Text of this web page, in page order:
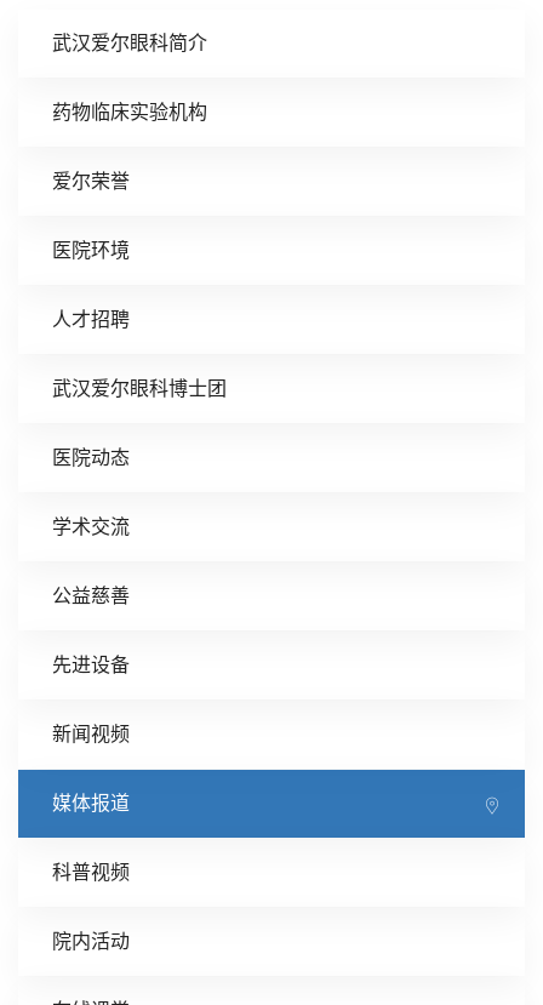
武汉爱尔眼科简介
药物临床实验机构
爱尔荣誉
医院环境
人才招聘
武汉爱尔眼科博士团
医院动态
学术交流
公益慈善
先进设备
新闻视频
媒体报道
科普视频
院内活动